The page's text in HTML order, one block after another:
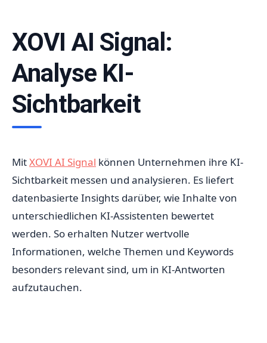
XOVI AI Signal:
Analyse KI-
Sichtbarkeit
MitXOVI AI Signal können Unternehmen ihre KI-
Sichtbarkeit messen und analysieren. Es liefert
datenbasierte Insights darüber, wie Inhalte von
unterschiedlichen KI-Assistenten bewertet
werden. So erhalten Nutzer wertvolle
Informationen, welche Themen und Keywords
besonders relevant sind, um in KI-Antworten
aufzutauchen.